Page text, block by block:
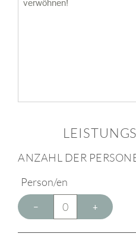
ANZAHL DER
− +
Person/en